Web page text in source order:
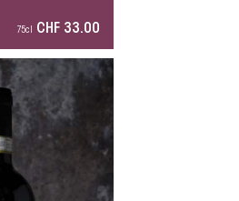
75cl CHF 33.00